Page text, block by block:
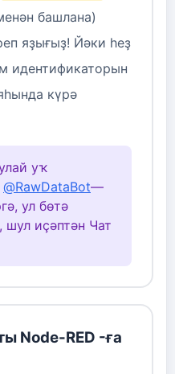
башлана)
яҙығыҙ! Йәки һеҙ
идентификаторын
күрә
уҡ
@RawDataBot—
ул бөтә
шул иҫәптән Чат
Node-RED -ға